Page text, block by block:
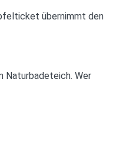
übernimmt den
Naturbadeteich. Wer